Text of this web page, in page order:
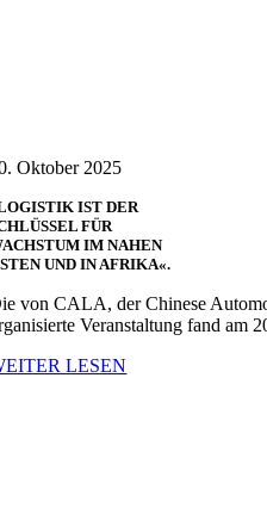
Oktober 2025
IST DER
FÜR
IM NAHEN
UND IN AFRIKA«.
von CALA, der Chinese
Veranstaltung fand am
LESEN